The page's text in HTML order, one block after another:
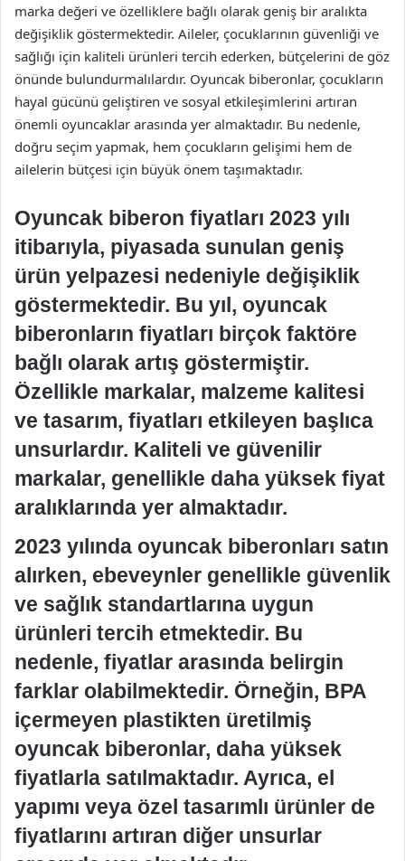
marka değeri ve özelliklere bağlı olarak geniş bir aralıkta
değişiklik göstermektedir. Aileler, çocuklarının güvenliği ve
sağlığı için kaliteli ürünleri tercih ederken, bütçelerini de göz
önünde bulundurmalılardır. Oyuncak biberonlar, çocukların
hayal gücünü geliştiren ve sosyal etkileşimlerini artıran
önemli oyuncaklar arasında yer almaktadır. Bu nedenle,
doğru seçim yapmak, hem çocukların gelişimi hem de
ailelerin bütçesi için büyük önem taşımaktadır.
Oyuncak biberon fiyatları 2023 yılı
itibarıyla, piyasada sunulan geniş
ürün yelpazesi nedeniyle değişiklik
göstermektedir. Bu yıl, oyuncak
biberonların fiyatları birçok faktöre
bağlı olarak artış göstermiştir.
Özellikle markalar, malzeme kalitesi
ve tasarım, fiyatları etkileyen başlıca
unsurlardır. Kaliteli ve güvenilir
markalar, genellikle daha yüksek fiyat
aralıklarında yer almaktadır.
2023 yılında oyuncak biberonları satın
alırken, ebeveynler genellikle güvenlik
ve sağlık standartlarına uygun
ürünleri tercih etmektedir. Bu
nedenle, fiyatlar arasında belirgin
farklar olabilmektedir. Örneğin, BPA
içermeyen plastikten üretilmiş
oyuncak biberonlar, daha yüksek
fiyatlarla satılmaktadır. Ayrıca, el
yapımı veya özel tasarımlı ürünler de
fiyatlarını artıran diğer unsurlar